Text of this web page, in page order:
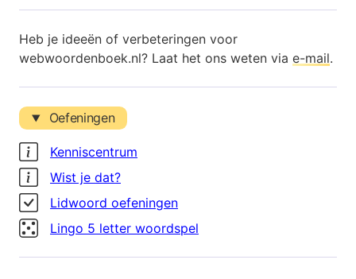
Heb je ideeën of verbeteringen voor
webwoordenboek.nl? Laat het ons weten via e-mail.
Oefeningen
Kenniscentrum
Wist je dat?
Lidwoord oefeningen
Lingo 5 letter woordspel